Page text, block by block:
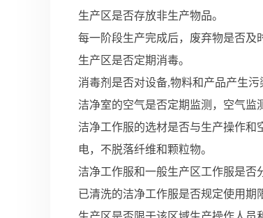
生产区是否存放非生产物品。
每一阶段生产完成后，废弃物是否及
生产区是否定期消毒。
消毒剂是否对设备,物料和产品产生污
洁净室的空气是否定期监测，空气监
洁净工作服的选材是否与生产操作
电，不脱落纤维和颗粒物。
洁净工作服和一般生产区工作服是否
已清洗的洁净工作服是否规定使用期